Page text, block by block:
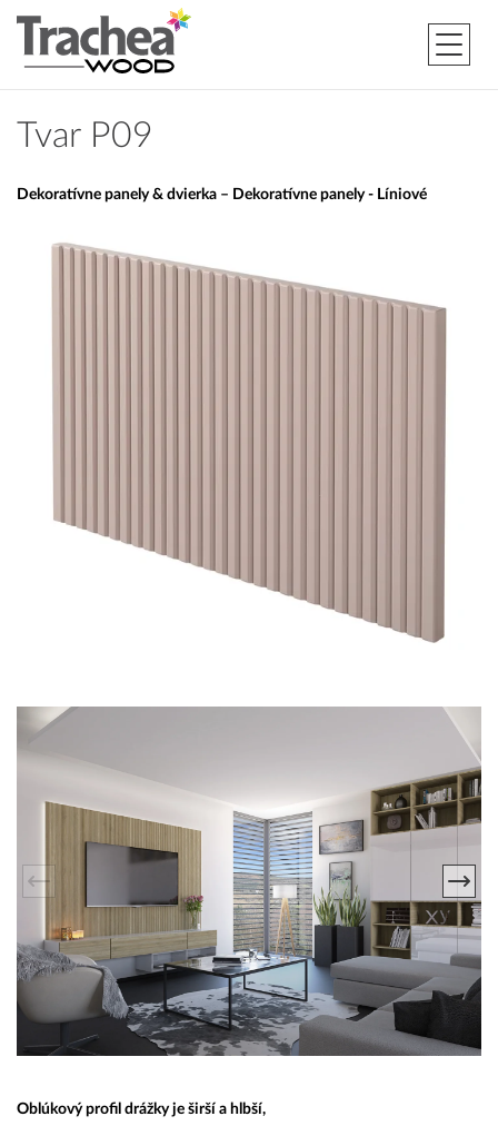
Tvar P09
Dekoratívne panely & dvierka – Dekoratívne panely - Líniové
Oblúkový profil drážky je širší a hlbší,